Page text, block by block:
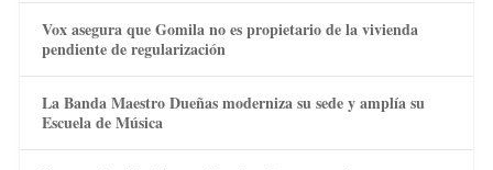
Vox asegura que Gomila no es propietario de la vivienda
pendiente de regularización
La Banda Maestro Dueñas moderniza su sede y amplía su
Escuela de Música